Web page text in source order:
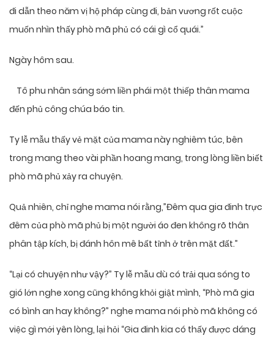
đi dẫn theo năm vị hộ pháp cùng đi, bản vương rốt cuộc
muốn nhìn thấy phò mã phủ có cái gì cổ quái.”
Ngày hôm sau.
Tô phu nhân sáng sớm liền phái một thiếp thân mama
đến phủ công chúa báo tin.
Ty lễ mẫu thấy vẻ mặt của mama này nghiêm túc, bên
trong mang theo vài phần hoang mang, trong lòng liền biết
phò mã phủ xảy ra chuyện.
Quả nhiên, chỉ nghe mama nói rằng,”Đêm qua gia đinh trực
đêm của phò mã phủ bị một người áo đen không rõ thân
phân tập kích, bị đánh hôn mê bất tỉnh ở trên mặt đất.”
“Lại có chuyện như vậy?” Ty lễ mẫu dù có trải qua sóng to
gió lớn nghe xong cũng không khỏi giật mình, “Phò mã gia
có bình an hay không?” nghe mama nói phò mã không có
việc gì mới yên lòng, lại hỏi “Gia đinh kia có thấy được dáng